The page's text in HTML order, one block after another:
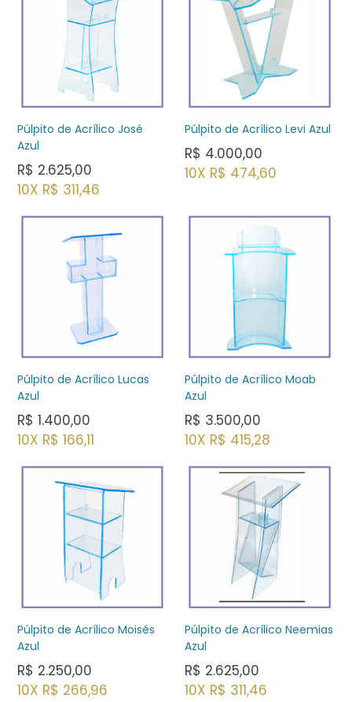
Púlpito de Acrílico José
Azul
Preço
normal
R$ 2.625,00
10X R$ 311,46
Púlpito de Acrílico Levi Azul
Preço
normal
R$ 4.000,00
10X R$ 474,60
Púlpito de Acrílico Lucas
Azul
Preço
normal
R$ 1.400,00
10X R$ 166,11
Púlpito de Acrílico Moab
Azul
Preço
normal
R$ 3.500,00
10X R$ 415,28
Púlpito de Acrílico Moisés
Azul
Preço
normal
R$ 2.250,00
10X R$ 266,96
Púlpito de Acrílico Neemias
Azul
Preço
normal
R$ 2.625,00
10X R$ 311,46